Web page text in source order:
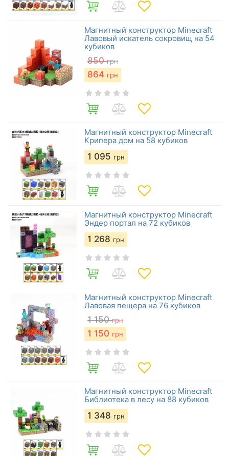
Магнитный конструктор Minecraft
Лавовый искатель сокровищ на 54
кубиков
850 грн
864 грн
Магнитный конструктор Minecraft
Крипера дом на 58 кубиков
1 095 грн
Магнитный конструктор Minecraft
Эндер портал на 72 кубиков
1 268 грн
Магнитный конструктор Minecraft
Лавовая пещера на 76 кубиков
1 150 грн
1 150 грн
Магнитный конструктор Minecraft
Библиотека в лесу на 88 кубиков
1 348 грн